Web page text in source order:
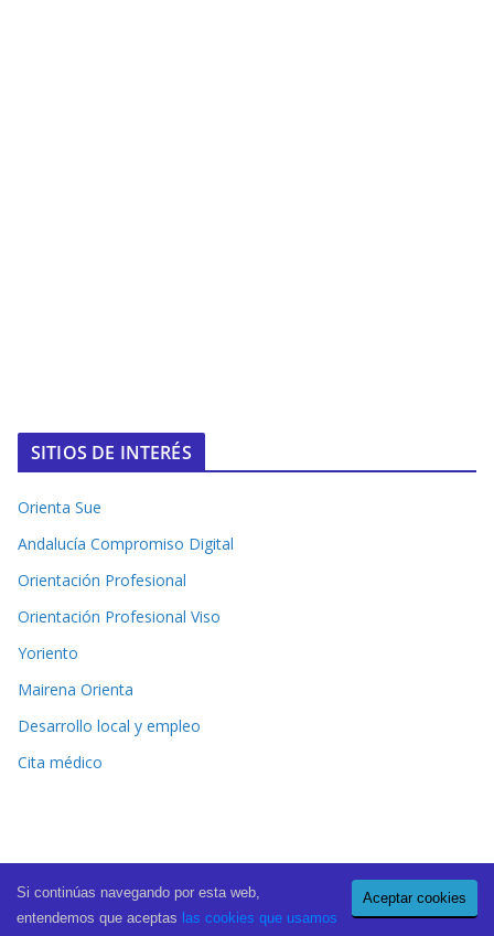
SITIOS DE INTERÉS
Orienta Sue
Andalucía Compromiso Digital
Orientación Profesional
Orientación Profesional Viso
Yoriento
Mairena Orienta
Desarrollo local y empleo
Cita médico
Copyright © 2026El Periódico de Mairena
. All rights reserved.
Aceptar cookies
Si continúas navegando por esta web,
entendemos que aceptas las cookies que usamos